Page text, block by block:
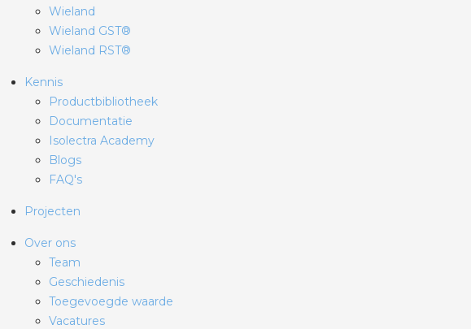
Wieland
Wieland GST®
Wieland RST®
Kennis
Productbibliotheek
Documentatie
Isolectra Academy
Blogs
FAQ's
Projecten
Over ons
Team
Geschiedenis
Toegevoegde waarde
Vacatures